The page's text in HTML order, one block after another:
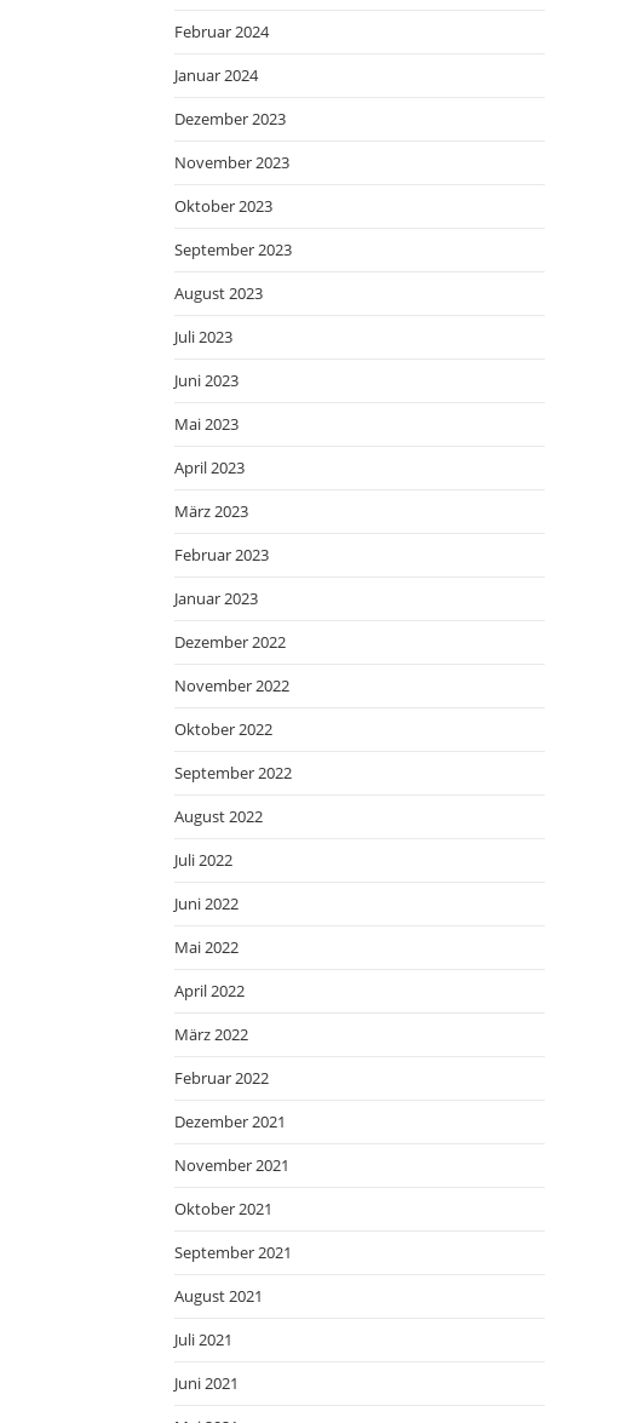
Februar 2024
Januar 2024
Dezember 2023
November 2023
Oktober 2023
September 2023
August 2023
Juli 2023
Juni 2023
Mai 2023
April 2023
März 2023
Februar 2023
Januar 2023
Dezember 2022
November 2022
Oktober 2022
September 2022
August 2022
Juli 2022
Juni 2022
Mai 2022
April 2022
März 2022
Februar 2022
Dezember 2021
November 2021
Oktober 2021
September 2021
August 2021
Juli 2021
Juni 2021